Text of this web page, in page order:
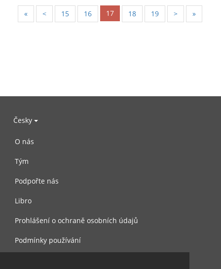
« < 15 16 17 18 19 > »
Česky
O nás
Tým
Podpořte nás
Libro
Prohlášení o ochraně osobních údajů
Podmínky používání